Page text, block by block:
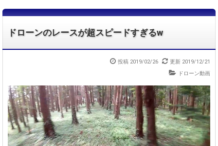
ドローンのレースが超スピードすぎるw
投稿 2019/02/26
更新 2019/12/21
ドローン動画